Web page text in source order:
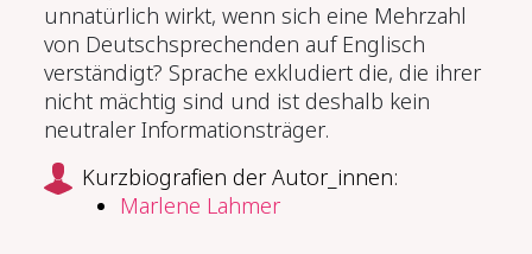
unnatürlich wirkt, wenn sich eine Mehrzahl
von Deutschsprechenden auf Englisch
verständigt? Sprache exkludiert die, die ihrer
nicht mächtig sind und ist deshalb kein
neutraler Informationsträger.
Kurzbiografien der Autor_innen:
Marlene Lahmer